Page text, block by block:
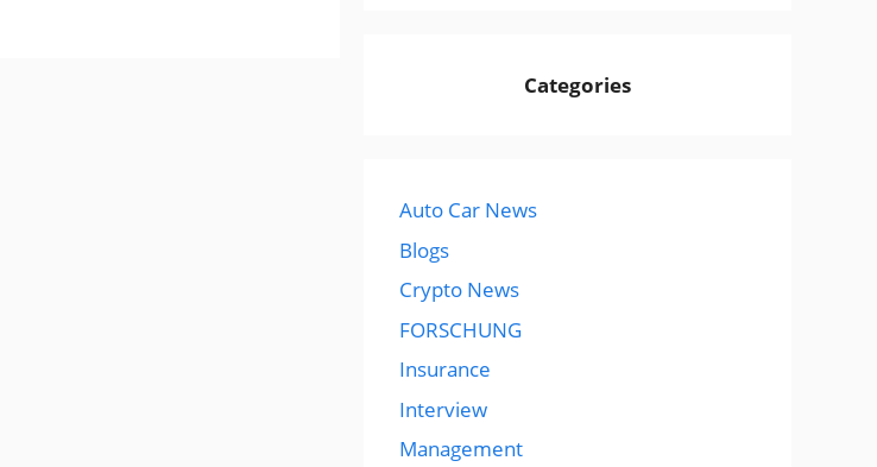
Categories
Auto Car News
Blogs
Crypto News
FORSCHUNG
Insurance
Interview
Management